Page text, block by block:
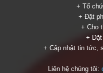
+ Tổ
+ Đặt
+ Cho
+ Đặt
+ Cập nhật tin tức,
Liên hệ chúng tôi: